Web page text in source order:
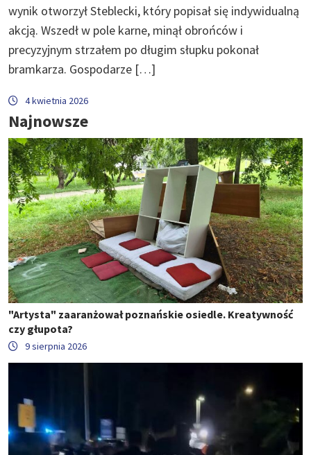
wynik otworzył Steblecki, który popisał się indywidualną
akcją. Wszedł w pole karne, minął obrońców i
precyzyjnym strzałem po długim słupku pokonał
bramkarza. Gospodarze […]
4 kwietnia 2026
Najnowsze
"Artysta" zaaranżował poznańskie osiedle. Kreatywność
czy głupota?
9 sierpnia 2026